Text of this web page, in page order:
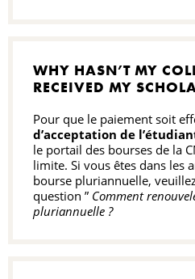
WHY HASN’T MY
RECEIVED MY
Pour que le paiement soit
d’acceptation de
le portail des bourses de la
limite. Si vous êtes dans les
bourse pluriannuelle,
question ” Comment
pluriannuelle ?